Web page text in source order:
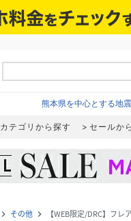
熊本県を中心とする地
カテゴリから探す セールか
navigate_next その他 navigate_next 【WEB限定/DRC】フ